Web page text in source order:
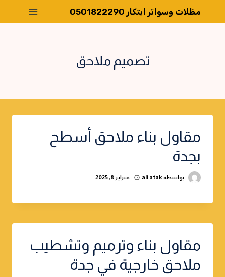
مظلات وسواتر ابتكار 0501822290
تصميم ملاحق
مقاول بناء ملاحق أسطح
بجدة
بواسطة ali atak فبراير 8, 2025
مقاول بناء وترميم وتشطيب
ملاحق خارجية في جدة